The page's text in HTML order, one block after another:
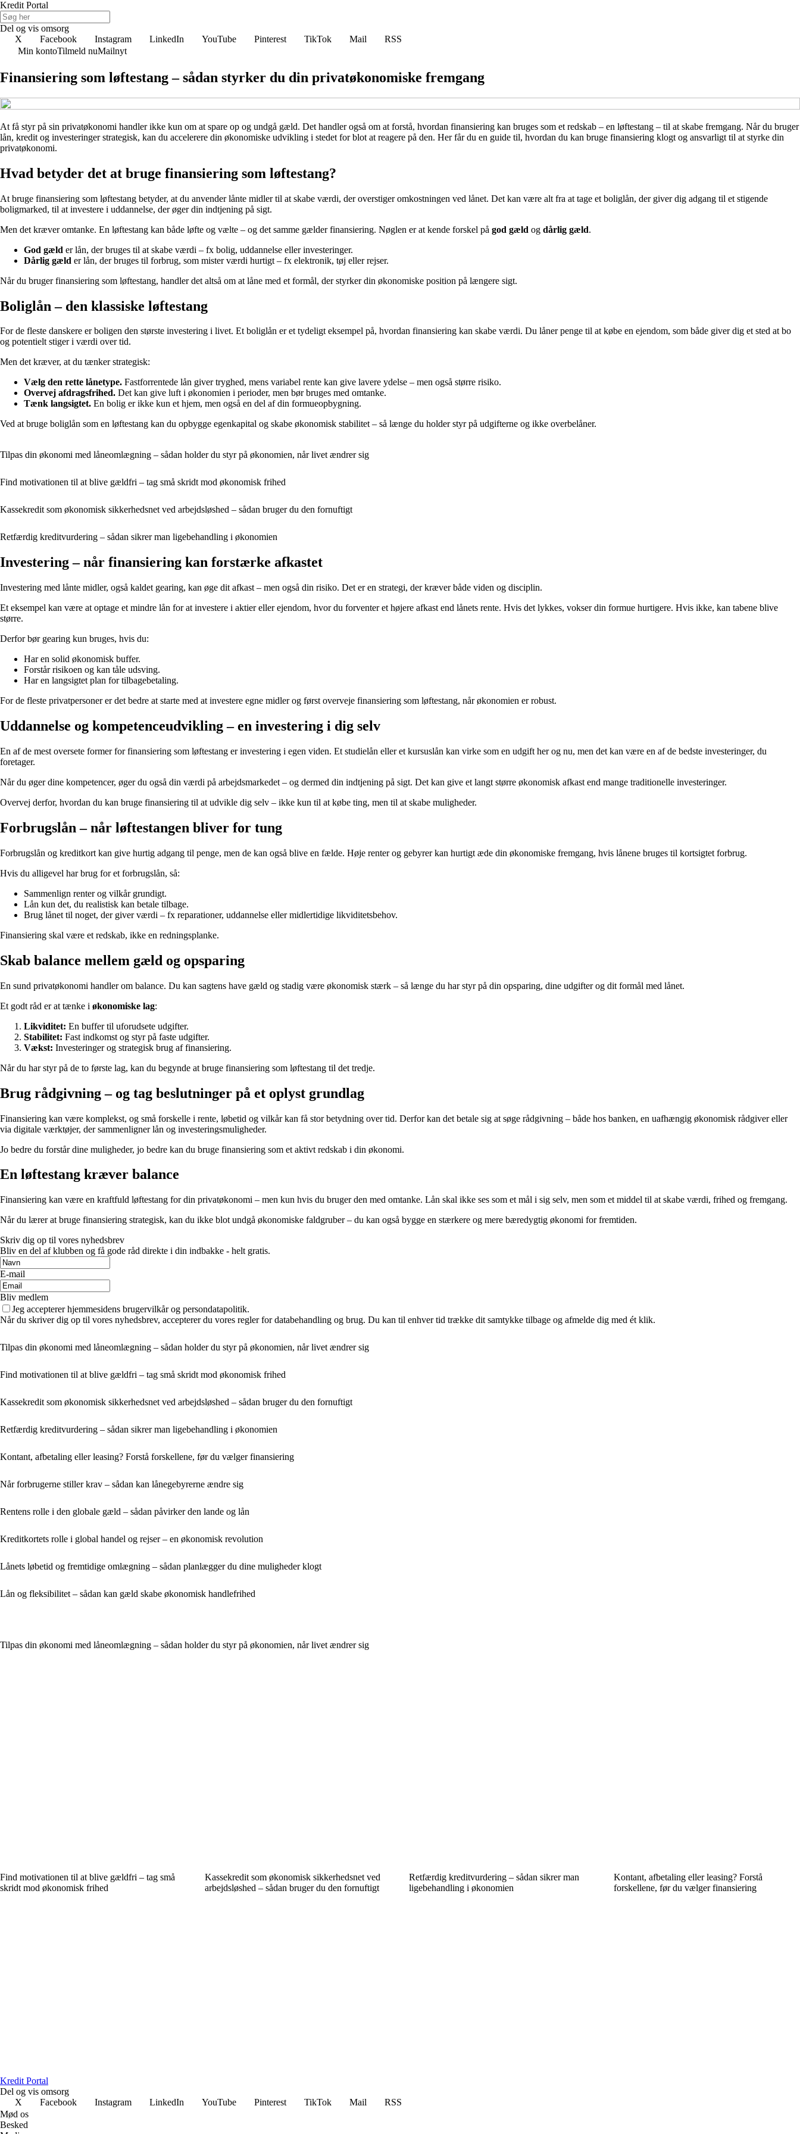
Kredit Portal
Del og vis omsorg
X
Facebook Instagram LinkedIn YouTube Pinterest TikTok Mail
RSS
Min kontoTilmeld nuMailnyt
Finansiering som løftestang – sådan styrker du din privatøkonomiske fremgang
At få styr på sin privatøkonomi handler ikke kun om at spare op og undgå gæld. Det handler også om at forstå, hvordan finansiering kan bruges som et redskab – en løftestang – til at skabe fremgang. Når du bruger
lån, kredit og investeringer strategisk, kan du accelerere din økonomiske udvikling i stedet for blot at reagere på den. Her får du en guide til, hvordan du kan bruge finansiering klogt og ansvarligt til at styrke din
privatøkonomi.
Hvad betyder det at bruge finansiering som løftestang?
At bruge finansiering som løftestang betyder, at du anvender lånte midler til at skabe værdi, der overstiger omkostningen ved lånet. Det kan være alt fra at tage et boliglån, der giver dig adgang til et stigende
boligmarked, til at investere i uddannelse, der øger din indtjening på sigt.
Men det kræver omtanke. En løftestang kan både løfte og vælte – og det samme gælder finansiering. Nøglen er at kende forskel på god gæld og dårlig gæld.
God gæld er lån, der bruges til at skabe værdi – fx bolig, uddannelse eller investeringer.
Dårlig gæld er lån, der bruges til forbrug, som mister værdi hurtigt – fx elektronik, tøj eller rejser.
Når du bruger finansiering som løftestang, handler det altså om at låne med et formål, der styrker din økonomiske position på længere sigt.
Boliglån – den klassiske løftestang
For de fleste danskere er boligen den største investering i livet. Et boliglån er et tydeligt eksempel på, hvordan finansiering kan skabe værdi. Du låner penge til at købe en ejendom, som både giver dig et sted at bo
og potentielt stiger i værdi over tid.
Men det kræver, at du tænker strategisk:
Vælg den rette lånetype. Fastforrentede lån giver tryghed, mens variabel rente kan give lavere ydelse – men også større risiko.
Overvej afdragsfrihed. Det kan give luft i økonomien i perioder, men bør bruges med omtanke.
Tænk langsigtet. En bolig er ikke kun et hjem, men også en del af din formueopbygning.
Ved at bruge boliglån som en løftestang kan du opbygge egenkapital og skabe økonomisk stabilitet – så længe du holder styr på udgifterne og ikke overbelåner.
Tilpas din økonomi med låneomlægning – sådan holder du styr på økonomien, når livet ændrer sig
Find motivationen til at blive gældfri – tag små skridt mod økonomisk frihed
Kassekredit som økonomisk sikkerhedsnet ved arbejdsløshed – sådan bruger du den fornuftigt
Retfærdig kreditvurdering – sådan sikrer man ligebehandling i økonomien
Investering – når finansiering kan forstærke afkastet
Investering med lånte midler, også kaldet gearing, kan øge dit afkast – men også din risiko. Det er en strategi, der kræver både viden og disciplin.
Et eksempel kan være at optage et mindre lån for at investere i aktier eller ejendom, hvor du forventer et højere afkast end lånets rente. Hvis det lykkes, vokser din formue hurtigere. Hvis ikke, kan tabene blive
større.
Derfor bør gearing kun bruges, hvis du:
Har en solid økonomisk buffer.
Forstår risikoen og kan tåle udsving.
Har en langsigtet plan for tilbagebetaling.
For de fleste privatpersoner er det bedre at starte med at investere egne midler og først overveje finansiering som løftestang, når økonomien er robust.
Uddannelse og kompetenceudvikling – en investering i dig selv
En af de mest oversete former for finansiering som løftestang er investering i egen viden. Et studielån eller et kursuslån kan virke som en udgift her og nu, men det kan være en af de bedste investeringer, du
foretager.
Når du øger dine kompetencer, øger du også din værdi på arbejdsmarkedet – og dermed din indtjening på sigt. Det kan give et langt større økonomisk afkast end mange traditionelle investeringer.
Overvej derfor, hvordan du kan bruge finansiering til at udvikle dig selv – ikke kun til at købe ting, men til at skabe muligheder.
Forbrugslån – når løftestangen bliver for tung
Forbrugslån og kreditkort kan give hurtig adgang til penge, men de kan også blive en fælde. Høje renter og gebyrer kan hurtigt æde din økonomiske fremgang, hvis lånene bruges til kortsigtet forbrug.
Hvis du alligevel har brug for et forbrugslån, så:
Sammenlign renter og vilkår grundigt.
Lån kun det, du realistisk kan betale tilbage.
Brug lånet til noget, der giver værdi – fx reparationer, uddannelse eller midlertidige likviditetsbehov.
Finansiering skal være et redskab, ikke en redningsplanke.
Skab balance mellem gæld og opsparing
En sund privatøkonomi handler om balance. Du kan sagtens have gæld og stadig være økonomisk stærk – så længe du har styr på din opsparing, dine udgifter og dit formål med lånet.
Et godt råd er at tænke i økonomiske lag:
Likviditet: En buffer til uforudsete udgifter.
Stabilitet: Fast indkomst og styr på faste udgifter.
Vækst: Investeringer og strategisk brug af finansiering.
Når du har styr på de to første lag, kan du begynde at bruge finansiering som løftestang til det tredje.
Brug rådgivning – og tag beslutninger på et oplyst grundlag
Finansiering kan være komplekst, og små forskelle i rente, løbetid og vilkår kan få stor betydning over tid. Derfor kan det betale sig at søge rådgivning – både hos banken, en uafhængig økonomisk rådgiver eller
via digitale værktøjer, der sammenligner lån og investeringsmuligheder.
Jo bedre du forstår dine muligheder, jo bedre kan du bruge finansiering som et aktivt redskab i din økonomi.
En løftestang kræver balance
Finansiering kan være en kraftfuld løftestang for din privatøkonomi – men kun hvis du bruger den med omtanke. Lån skal ikke ses som et mål i sig selv, men som et middel til at skabe værdi, frihed og fremgang.
Når du lærer at bruge finansiering strategisk, kan du ikke blot undgå økonomiske faldgruber – du kan også bygge en stærkere og mere bæredygtig økonomi for fremtiden.
Skriv dig op til vores nyhedsbrev
Bliv en del af klubben og få gode råd direkte i din indbakke - helt gratis.
E-mail
Bliv medlem
Jeg accepterer hjemmesidens brugervilkår og persondatapolitik.
Når du skriver dig op til vores nyhedsbrev, accepterer du vores regler for databehandling og brug. Du kan til enhver tid trække dit samtykke tilbage og afmelde dig med ét klik.
Tilpas din økonomi med låneomlægning – sådan holder du styr på økonomien, når livet ændrer sig
Find motivationen til at blive gældfri – tag små skridt mod økonomisk frihed
Kassekredit som økonomisk sikkerhedsnet ved arbejdsløshed – sådan bruger du den fornuftigt
Retfærdig kreditvurdering – sådan sikrer man ligebehandling i økonomien
Kontant, afbetaling eller leasing? Forstå forskellene, før du vælger finansiering
Når forbrugerne stiller krav – sådan kan lånegebyrerne ændre sig
Rentens rolle i den globale gæld – sådan påvirker den lande og lån
Kreditkortets rolle i global handel og rejser – en økonomisk revolution
Lånets løbetid og fremtidige omlægning – sådan planlægger du dine muligheder klogt
Lån og fleksibilitet – sådan kan gæld skabe økonomisk handlefrihed
Tilpas din økonomi med låneomlægning – sådan holder du styr på økonomien, når livet ændrer sig
Find motivationen til at blive gældfri – tag små
skridt mod økonomisk frihed
Kassekredit som økonomisk sikkerhedsnet ved
arbejdsløshed – sådan bruger du den fornuftigt
Retfærdig kreditvurdering – sådan sikrer man
ligebehandling i økonomien
Kontant, afbetaling eller leasing? Forstå
forskellene, før du vælger finansiering
Kredit Portal
Del og vis omsorg
X
Facebook Instagram LinkedIn YouTube Pinterest TikTok Mail
RSS
Mød os
Besked